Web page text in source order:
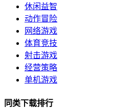
休闲益智
动作冒险
网络游戏
体育竞技
射击游戏
经营策略
单机游戏
同类下载排行